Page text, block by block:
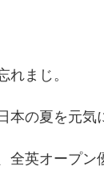
れまじ。
本の夏を元気
全英オープン